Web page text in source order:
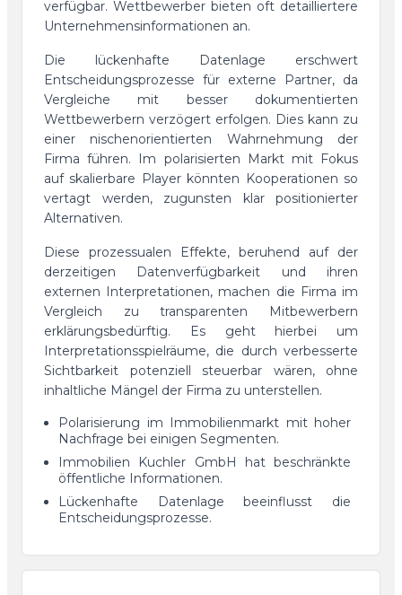
verfügbar. Wettbewerber bieten oft detailliertere
Unternehmensinformationen an.
Die lückenhafte Datenlage erschwert
Entscheidungsprozesse für externe Partner, da
Vergleiche mit besser dokumentierten
Wettbewerbern verzögert erfolgen. Dies kann zu
einer nischenorientierten Wahrnehmung der
Firma führen. Im polarisierten Markt mit Fokus
auf skalierbare Player könnten Kooperationen so
vertagt werden, zugunsten klar positionierter
Alternativen.
Diese prozessualen Effekte, beruhend auf der
derzeitigen Datenverfügbarkeit und ihren
externen Interpretationen, machen die Firma im
Vergleich zu transparenten Mitbewerbern
erklärungsbedürftig. Es geht hierbei um
Interpretationsspielräume, die durch verbesserte
Sichtbarkeit potenziell steuerbar wären, ohne
inhaltliche Mängel der Firma zu unterstellen.
Polarisierung im Immobilienmarkt mit hoher
Nachfrage bei einigen Segmenten.
Immobilien Kuchler GmbH hat beschränkte
öffentliche Informationen.
Lückenhafte Datenlage beeinflusst die
Entscheidungsprozesse.